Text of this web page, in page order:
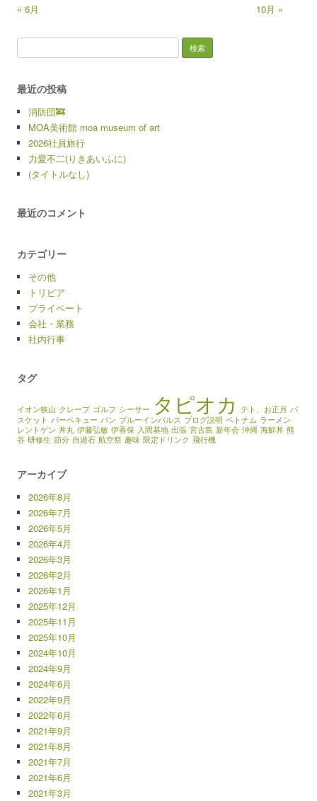
« 6月 10月 »
最近の投稿
消防団🚒
MOA美術館 moa museum of art
2026社員旅行
力愛不二(りきあいふに)
(タイトルなし)
最近のコメント
カテゴリー
その他
トリビア
プライベート
会社・業務
社内行事
タグ
イオン狭山 クレープ ゴルフ シーサー タピオカ テト、お正月 バ
スケット バーベキュー パン ブルーインパルス ブログ説明 ベトナム ラーメン
レントゲン 丼丸 伊藤弘敏 伊香保 入間基地 出張 宮古島 新年会 沖縄 海鮮丼 熊
谷 研修生 節分 自遊石 航空祭 趣味 限定ドリンク 飛行機
アーカイブ
2026年8月
2026年7月
2026年5月
2026年4月
2026年3月
2026年2月
2026年1月
2025年12月
2025年11月
2025年10月
2024年10月
2024年9月
2024年6月
2022年9月
2022年6月
2021年9月
2021年8月
2021年7月
2021年6月
2021年3月